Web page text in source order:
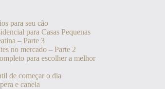
para seu cão
para Casas Pequenas
– Parte 3
no mercado – Parte 2
para escolher a melhor
de começar o dia
e canela